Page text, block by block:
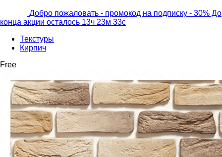
Добро пожаловать - промокод на подписку - 30% До
конца акции осталось 13ч 23м 32с
Текстуры
Кирпич
Free